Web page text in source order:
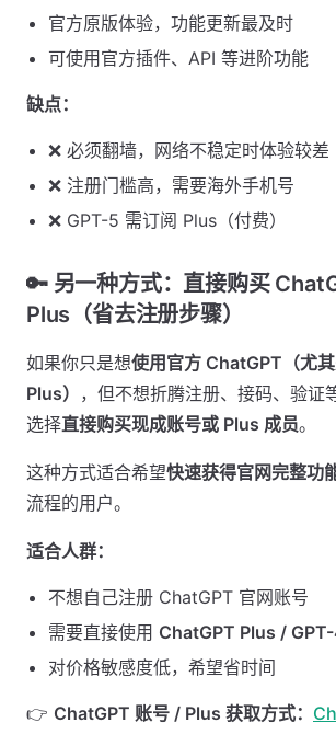
官方原版体验，功能更新最及时
可使用官方插件、API 等进阶功能
缺点：
❌ 必须翻墙，网络不稳定时体验较差
❌ 注册门槛高，需要海外手机号
❌ GPT-5 需订阅 Plus（付费）
🔑 另一种方式：直接购买
Plus（省去注册步骤） ​
如果你只是想使用官方 ChatGPT（尤
Plus） ，但不想折腾注册、接码、验证
选择直接购买现成账号或 Plus 成员。
这种方式适合希望快速获得官网完整功
流程的用户。
适合人群：
不想自己注册 ChatGPT 官网账号
需要直接使用 ChatGPT Plus /
对价格敏感度低，希望省时间
👉 ChatGPT 账号 / Plus 获取方式：